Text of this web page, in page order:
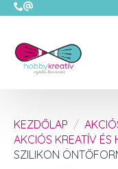
KEZDŐLAP
AKCIÓS KREATÍV ÉS
SZILIKON